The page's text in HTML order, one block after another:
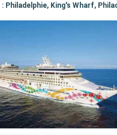
Philadelphie, King's Wharf,